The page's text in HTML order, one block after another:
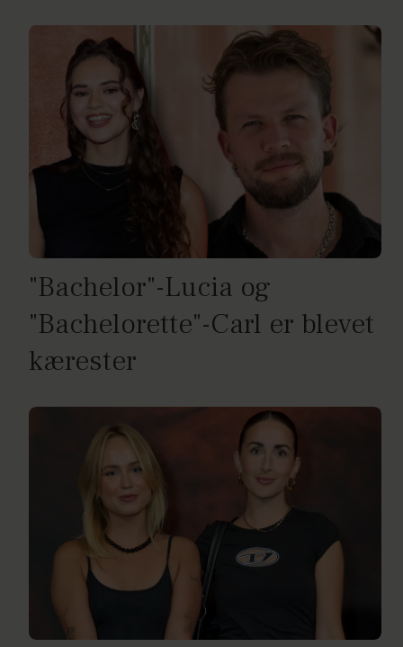
"Bachelor"-Lucia og
"Bachelorette"-Carl er blevet
kærester